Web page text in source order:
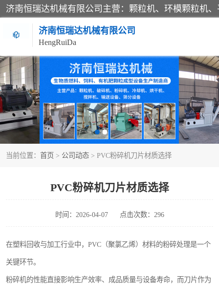
济南恒瑞达机械有限公司
HengRuiDa
当前位置： 首页 > 公司动态 > PVC粉碎机刀片材质选择
PVC粉碎机刀片材质选择
时间：2026-04-07 点击次数：296
在塑料回收与加工行业中，PVC（聚氯乙烯）材料的粉碎处理是一个
关键环节。
粉碎机的性能直接影响生产效率、成品质量与设备寿命，而刀片作为
颗粒机
平模颗粒机
秸秆颗粒机
燃料颗粒机
滚筒筛